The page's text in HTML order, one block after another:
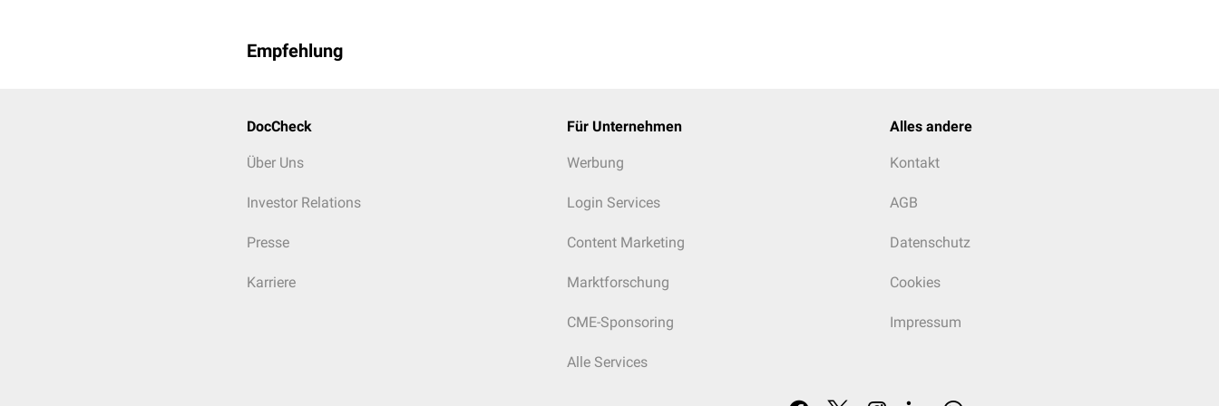
Empfehlung
DocCheck
Über Uns
Investor Relations
Presse
Karriere
Für Unternehmen
Werbung
Login Services
Content Marketing
Marktforschung
CME-Sponsoring
Alle Services
Alles andere
Kontakt
AGB
Datenschutz
Cookies
Impressum